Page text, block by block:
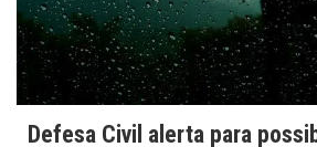
Defesa Civil alerta para